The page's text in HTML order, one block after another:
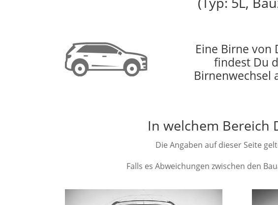
Eine Birne von
findest Du
Birnenwechsel
In welchem Bereich
Die Angaben auf dieser Seite
Falls es Abweichungen zwischen den